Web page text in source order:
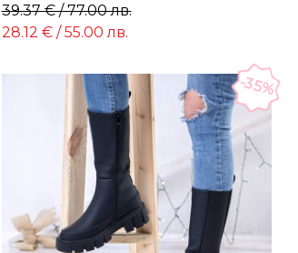
39.37 € / 77.00 лв.
28.12 € / 55.00 лв.
-35%